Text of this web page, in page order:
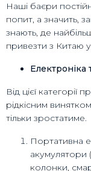
Наші баєри
попит, а значить,
знають, де
привезти з Китаю
Електроніка
Від цієї
рідкісним
тільки зростатиме.
Портативна
акумулятори
колонки,